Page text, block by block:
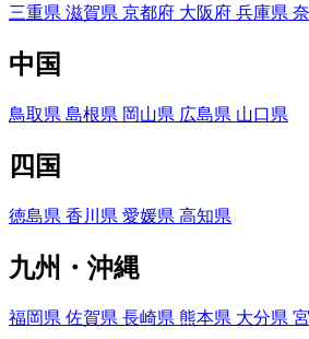
三重県 滋賀県 京都府 大阪府 兵庫県
中国
鳥取県 島根県 岡山県 広島県 山口県
四国
徳島県 香川県 愛媛県 高知県
九州・沖縄
福岡県 佐賀県 長崎県 熊本県 大分県